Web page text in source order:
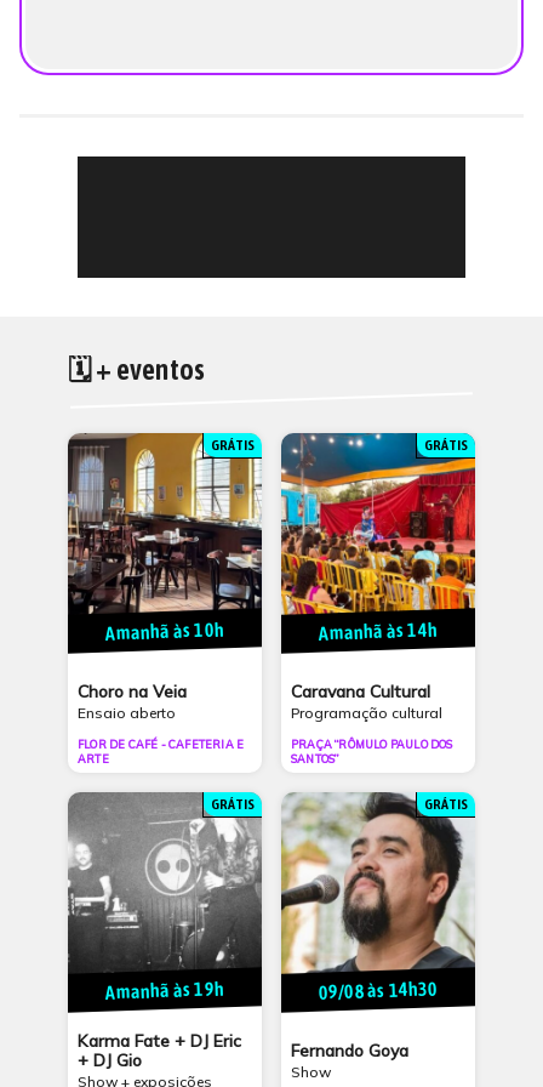
🗓 + eventos
GRÁTIS
Amanhã às 10h
Choro na Veia
Ensaio aberto
FLOR DE CAFÉ - CAFETERIA E
ARTE
GRÁTIS
Amanhã às 14h
Caravana Cultural
Programação cultural
PRAÇA “RÔMULO PAULO DOS
SANTOS”
GRÁTIS
Amanhã às 19h
Karma Fate + DJ Eric
+ DJ Gio
Show + exposições
GRÁTIS
09/08 às 14h30
Fernando Goya
Show